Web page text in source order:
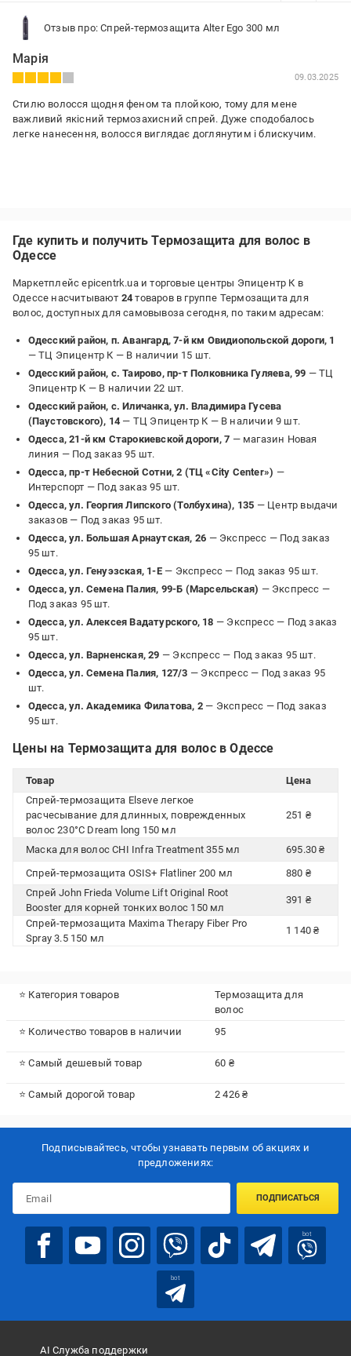
Отзыв про: Спрей-термозащита Alter Ego 300 мл
Марія
09.03.2025
Стилю волосся щодня феном та плойкою, тому для мене
важливий якісний термозахисний спрей. Дуже сподобалось
легке нанесення, волосся виглядає доглянутим і блискучим.
Где купить и получить Термозащита для волос в
Одессе
Маркетплейс epicentrk.ua и торговые центры Эпицентр К в
Одессе насчитывают 24 товаров в группе Термозащита для
волос, доступных для самовывоза сегодня, по таким адресам:
Одесский район, п. Авангард, 7-й км Овидиопольской дороги, 1
— ТЦ Эпицентр К — В наличии 15 шт.
Одесский район, с. Таирово, пр-т Полковника Гуляева, 99 — ТЦ
Эпицентр К — В наличии 22 шт.
Одесский район, с. Иличанка, ул. Владимира Гусева
(Паустовского), 14 — ТЦ Эпицентр К — В наличии 9 шт.
Одесса, 21-й км Старокиевской дороги, 7 — магазин Новая
линия — Под заказ 95 шт.
Одесса, пр-т Небесной Сотни, 2 (ТЦ «City Center») —
Интерспорт — Под заказ 95 шт.
Одесса, ул. Георгия Липского (Толбухина), 135 — Центр выдачи
заказов — Под заказ 95 шт.
Одесса, ул. Большая Арнаутская, 26 — Экспресс — Под заказ
95 шт.
Одесса, ул. Генуэзская, 1-Е— Экспресс — Под заказ 95 шт.
Одесса, ул. Семена Палия, 99-Б (Марсельская) — Экспресс —
Под заказ 95 шт.
Одесса, ул. Алексея Вадатурского, 18 — Экспресс — Под заказ
95 шт.
Одесса, ул. Варненская, 29 — Экспресс — Под заказ 95 шт.
Одесса, ул. Семена Палия, 127/3 — Экспресс — Под заказ 95
шт.
Одесса, ул. Академика Филатова, 2 — Экспресс — Под заказ
95 шт.
Цены на Термозащита для волос в Одессе
Товар
Цена
Спрей-термозащита Elseve легкое
расчесывание для длинных, поврежденных
волос 230°С Dream long 150 мл
251 ₴
Маска для волос CHI Infra Treatment 355 мл
695.30 ₴
Спрей-термозащита OSIS+ Flatliner 200 мл
880 ₴
Спрей John Frieda Volume Lift Original Root
Booster для корней тонких волос 150 мл
391 ₴
Спрей-термозащита Maxima Therapy Fiber Pro
Spray 3.5 150 мл
1 140 ₴
⭐ Категория товаров
Термозащита для
волос
⭐ Количество товаров в наличии
95
⭐ Самый дешевый товар 60 ₴
⭐ Самый дорогой товар 2 426 ₴
Подписывайтесь, чтобы узнавать первым об акцияx и
предложениях:
ПОДПИСАТЬСЯ
bot
bot
AI Служба поддержки